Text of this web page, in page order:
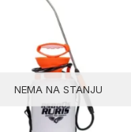
NEMA NA STANJU